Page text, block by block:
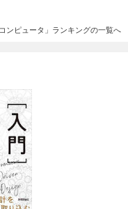
ンピュータ」ランキングの一覧へ